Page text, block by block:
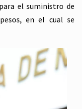
el suministro de
en el cual se